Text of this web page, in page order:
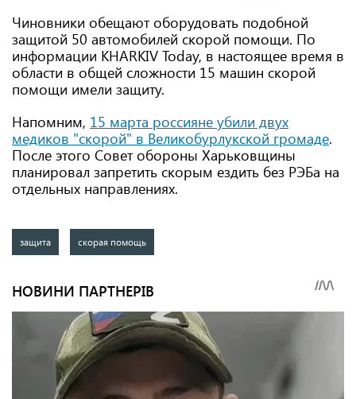
Чиновники обещают оборудовать подобной
защитой 50 автомобилей скорой помощи. По
информации KHARKIV Today, в настоящее время в
области в общей сложности 15 машин скорой
помощи имели защиту.
Напомним, 15 марта россияне убили двух
медиков "скорой" в Великобурлукской громаде.
После этого Совет обороны Харьковщины
планировал запретить скорым ездить без РЭБа на
отдельных направлениях.
защита скорая помощь